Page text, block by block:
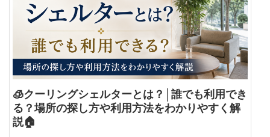
🧊クーリングシェルターとは？│誰でも利用でき
る？場所の探し方や利用方法をわかりやすく解
説🏠